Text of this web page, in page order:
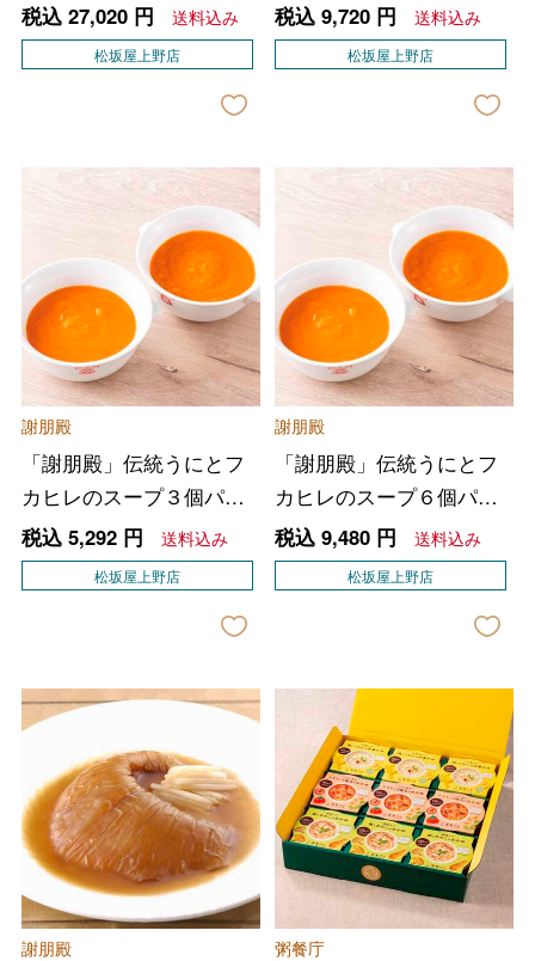
税込 27,020円 送料込み
松坂屋上野店
税込 9,720円 送料込み
松坂屋上野店
謝朋殿
「謝朋殿」伝統うにとフ
カヒレのスープ３個パッ
ク
税込 5,292円 送料込み
松坂屋上野店
謝朋殿
「謝朋殿」伝統うにとフ
カヒレのスープ６個パッ
ク
税込 9,480円 送料込み
松坂屋上野店
謝朋殿 粥餐庁